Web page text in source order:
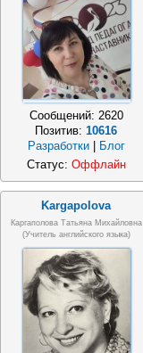
Сообщений: 2620
Позитив:10616
Разработки
Блог
Статус: Оффлайн
Kargapolova
Каргаполова Татьяна Михайловна
(учитель английского языка)